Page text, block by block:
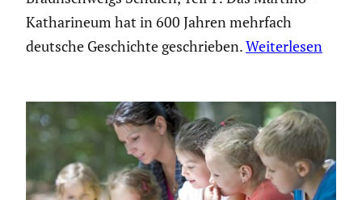
Katharineum hat in 600 Jahren mehrfach
deutsche Geschichte geschrieben.Weiterlesen